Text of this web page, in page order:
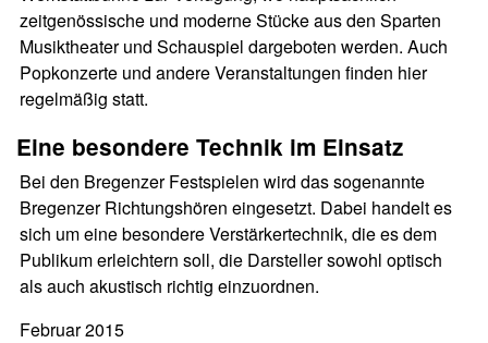
zeitgenössische und moderne Stücke aus den Sparten
Musiktheater und Schauspiel dargeboten werden. Auch
Popkonzerte und andere Veranstaltungen finden hier
regelmäßig statt.
Eine besondere Technik im Einsatz
Bei den Bregenzer Festspielen wird das sogenannte
Bregenzer Richtungshören eingesetzt. Dabei handelt es
sich um eine besondere Verstärkertechnik, die es dem
Publikum erleichtern soll, die Darsteller sowohl optisch
als auch akustisch richtig einzuordnen.
Februar 2015